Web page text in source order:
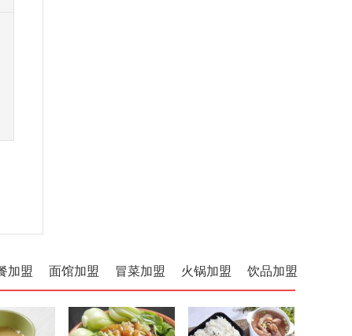
饮品加盟
火锅加盟
冒菜加盟
面馆加盟
加盟